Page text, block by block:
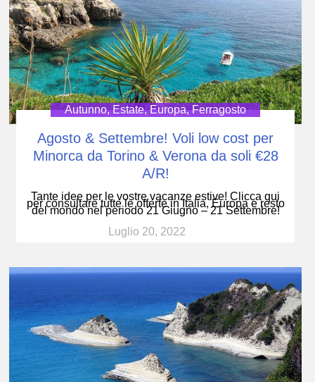
Autunno,Estate,Europa,Ferragosto
Agosto & Settembre! Voli low cost per
Minorca da Torino & Verona da soli €28
A/R!
Tante idee per le vostre vacanze estive! Clicca qui
per consultare tutte le offerte in Italia, Europa e resto
del mondo nel periodo 21 Giugno – 21 Settembre!
Luglio 20, 2022